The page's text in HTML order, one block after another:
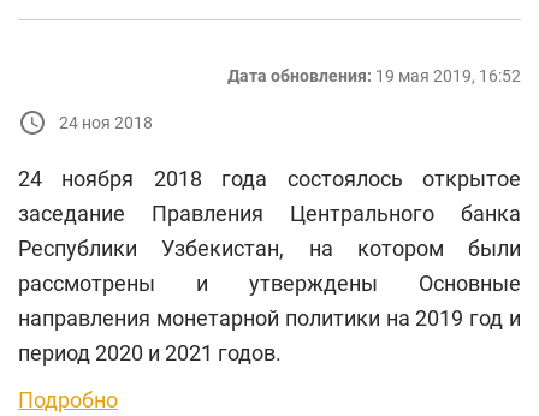
Дата обновления: 19 мая 2019, 16:52
24 ноя 2018
24 ноября 2018 года состоялось открытое
заседание Правления Центрального банка
Республики Узбекистан, на котором были
рассмотрены и утверждены Основные
направления монетарной политики на 2019 год и
период 2020 и 2021 годов.
Подробно